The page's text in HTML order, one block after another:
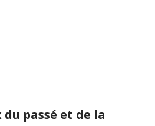
passé et de la